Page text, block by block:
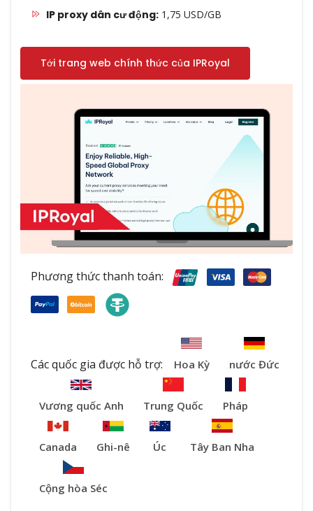
IP proxy dân cư động:1,75 USD/GB
Tới trang web chính thức của IPRoyal
Phương thức thanh toán:
Các quốc gia được hỗ trợ: Hoa Kỳ nước Đức
Vương quốc Anh Trung Quốc Pháp
Canada Ghi-nê Úc Tây Ban Nha
Cộng hòa Séc